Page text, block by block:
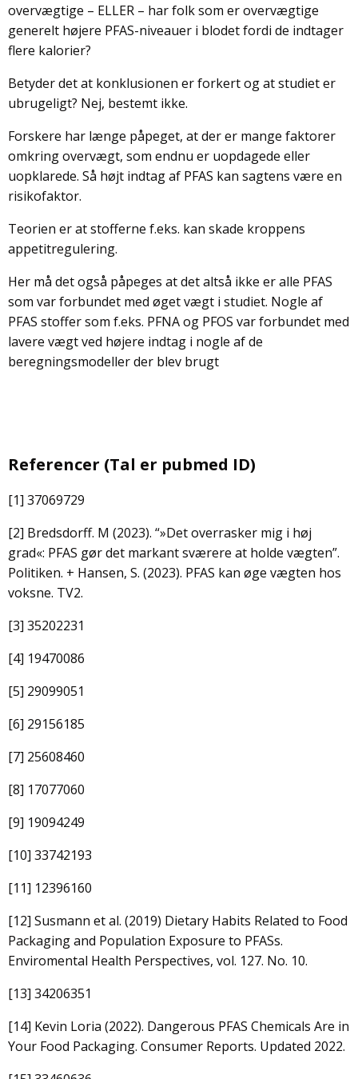
overvægtige – ELLER – har folk som er overvægtige
generelt højere PFAS-niveauer i blodet fordi de indtager
flere kalorier?
Betyder det at konklusionen er forkert og at studiet er
ubrugeligt? Nej, bestemt ikke.
Forskere har længe påpeget, at der er mange faktorer
omkring overvægt, som endnu er uopdagede eller
uopklarede. Så højt indtag af PFAS kan sagtens være en
risikofaktor.
Teorien er at stofferne f.eks. kan skade kroppens
appetitregulering.
Her må det også påpeges at det altså ikke er alle PFAS
som var forbundet med øget vægt i studiet. Nogle af
PFAS stoffer som f.eks. PFNA og PFOS var forbundet med
lavere vægt ved højere indtag i nogle af de
beregningsmodeller der blev brugt
Referencer (Tal er pubmed ID)
[1] 37069729
[2] Bredsdorff. M (2023). “»Det overrasker mig i høj
grad«: PFAS gør det markant sværere at holde vægten”.
Politiken. + Hansen, S. (2023). PFAS kan øge vægten hos
voksne. TV2.
[3] 35202231
[4] 19470086
[5] 29099051
[6] 29156185
[7] 25608460
[8] 17077060
[9] 19094249
[10] 33742193
[11] 12396160
[12] Susmann et al. (2019) Dietary Habits Related to Food
Packaging and Population Exposure to PFASs.
Enviromental Health Perspectives, vol. 127. No. 10.
[13] 34206351
[14] Kevin Loria (2022). Dangerous PFAS Chemicals Are in
Your Food Packaging. Consumer Reports. Updated 2022.